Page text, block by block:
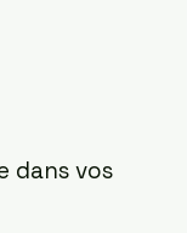
dans vos